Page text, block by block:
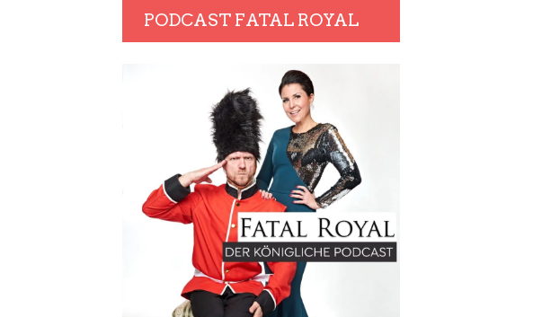
PODCAST FATAL ROYAL